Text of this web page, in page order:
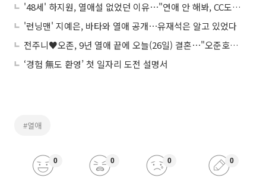
'48세' 하지원, 열애설 없었던 이유⋯"연애 안 해봐, CC도 못 해봤다"
'런닝맨' 지예은, 바타와 열애 공개⋯유재석은 알고 있었다
전주니♥오존, 9년 열애 끝에 오늘(26일) 결혼⋯"오준호는 내가 데려갑니다"
‘경험 無도 환영’ 첫 일자리 도전 설명서
#열애
0 0 0 0